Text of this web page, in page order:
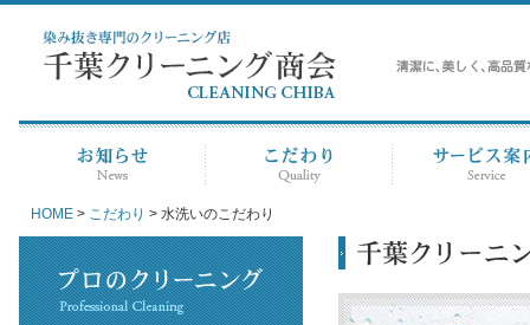
HOME > こだわり > 水洗いのこだわり